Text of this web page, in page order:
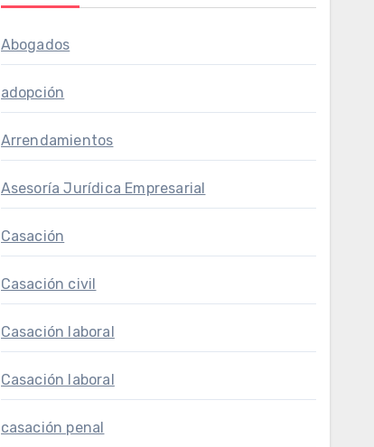
Abogados
adopción
Arrendamientos
Asesoría Jurídica Empresarial
Casación
Casación civil
Casación laboral
Casación laboral
casación penal